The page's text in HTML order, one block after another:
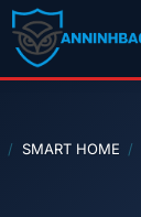
/ SMART HOME /